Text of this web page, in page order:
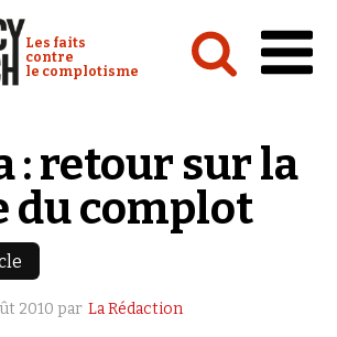
Conspiracy Watch :
Les faits
contre
le complotisme
: retour sur la
du complot
2010 par La Rédaction